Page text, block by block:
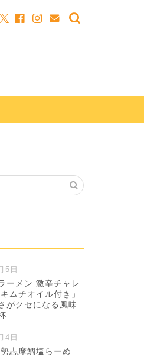
5日
ーメン 激辛チャレ
ムチオイル付き」
がクセになる風味
4日
勢志摩鯛塩らーめ